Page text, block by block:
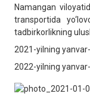
Namangan
transportida
tadbirkorlikning
2021-yilning
2022-yilning